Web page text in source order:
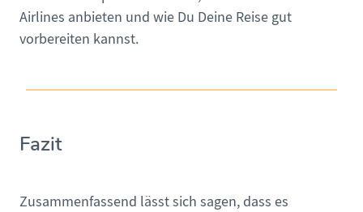
Airlines anbieten und wie Du Deine Reise gut
vorbereiten kannst.
Fazit
Zusammenfassend lässt sich sagen, dass es